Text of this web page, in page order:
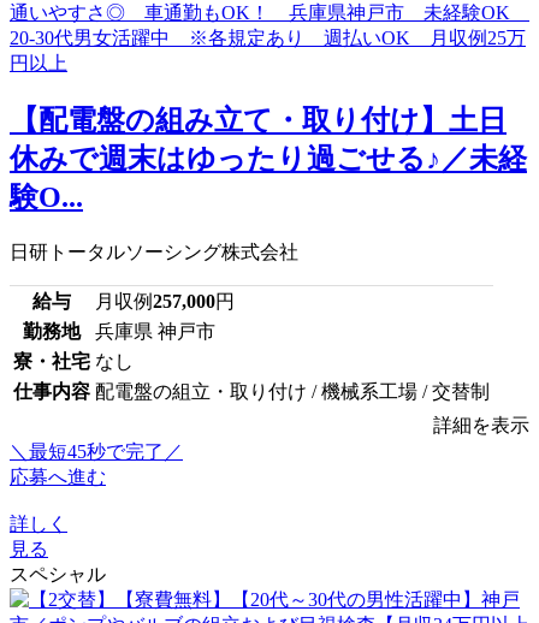
【配電盤の組み立て・取り付け】土日
休みで週末はゆったり過ごせる♪／未経
験O...
日研トータルソーシング株式会社
給与 月収例257,000円
勤務地
兵庫県 神戸市
寮・社宅 なし
仕事内容 配電盤の組立・取り付け / 機械系工場 / 交替制
詳細を表示
＼最短45秒で完了／
応募へ進む
詳しく
見る
スペシャル